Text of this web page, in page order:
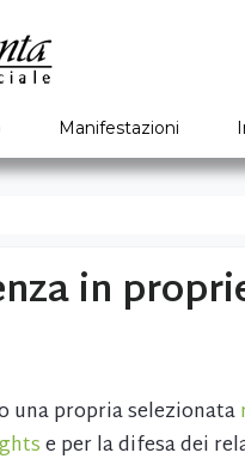
Manifestazioni
in
una propria selezionata
e per la difesa dei